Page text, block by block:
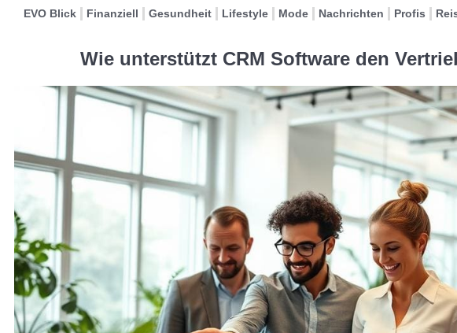
EVO Blick Finanziell Gesundheit Lifestyle Mode Nachrichten Profis
Wie unterstützt CRM Software den